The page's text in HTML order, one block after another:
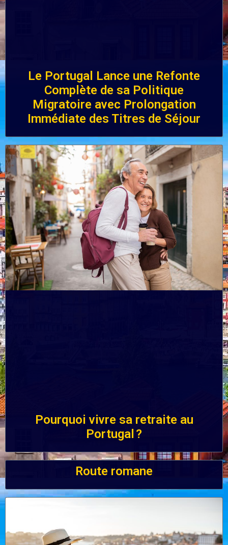
Le Portugal Lance une Refonte
Complète de sa Politique
Migratoire avec Prolongation
Immédiate des Titres de Séjour
Pourquoi vivre sa retraite au
Portugal ?
Route romane